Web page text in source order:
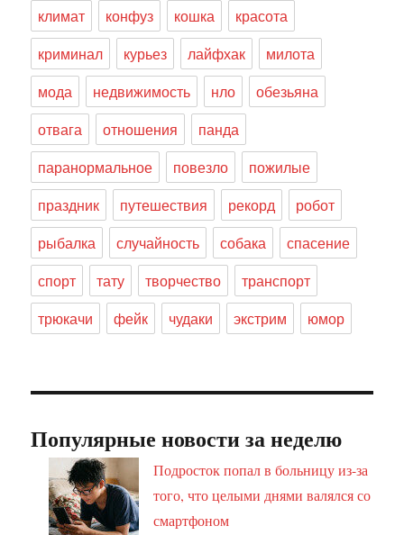
климат конфуз кошка
красота
криминал
курьез лайфхак
милота
мода
недвижимость нло
обезьяна
отвага
отношения
панда
паранормальное
повезло
пожилые
праздник
путешествия рекорд
робот
рыбалка
случайность собака
спасение
спорт
тату творчество
транспорт
трюкачи
фейк чудаки экстрим юмор
Популярные новости за неделю
Подросток попал в больницу из-за
того, что целыми днями валялся со
смартфоном